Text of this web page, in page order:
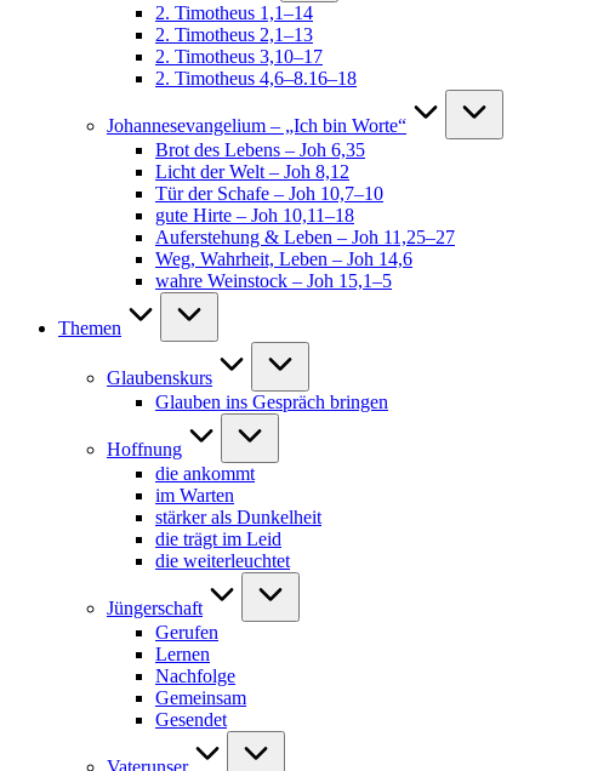
2. Timotheus 1,1–14
2. Timotheus 2,1–13
2. Timotheus 3,10–17
2. Timotheus 4,6–8.16–18
Johannesevangelium – „Ich bin Worte“
Brot des Lebens – Joh 6,35
Licht der Welt – Joh 8,12
Tür der Schafe – Joh 10,7–10
gute Hirte – Joh 10,11–18
Auferstehung & Leben – Joh 11,25–27
Weg, Wahrheit, Leben – Joh 14,6
wahre Weinstock – Joh 15,1–5
Themen
Glaubenskurs
Glauben ins Gespräch bringen
Hoffnung
die ankommt
im Warten
stärker als Dunkelheit
die trägt im Leid
die weiterleuchtet
Jüngerschaft
Gerufen
Lernen
Nachfolge
Gemeinsam
Gesendet
Vaterunser